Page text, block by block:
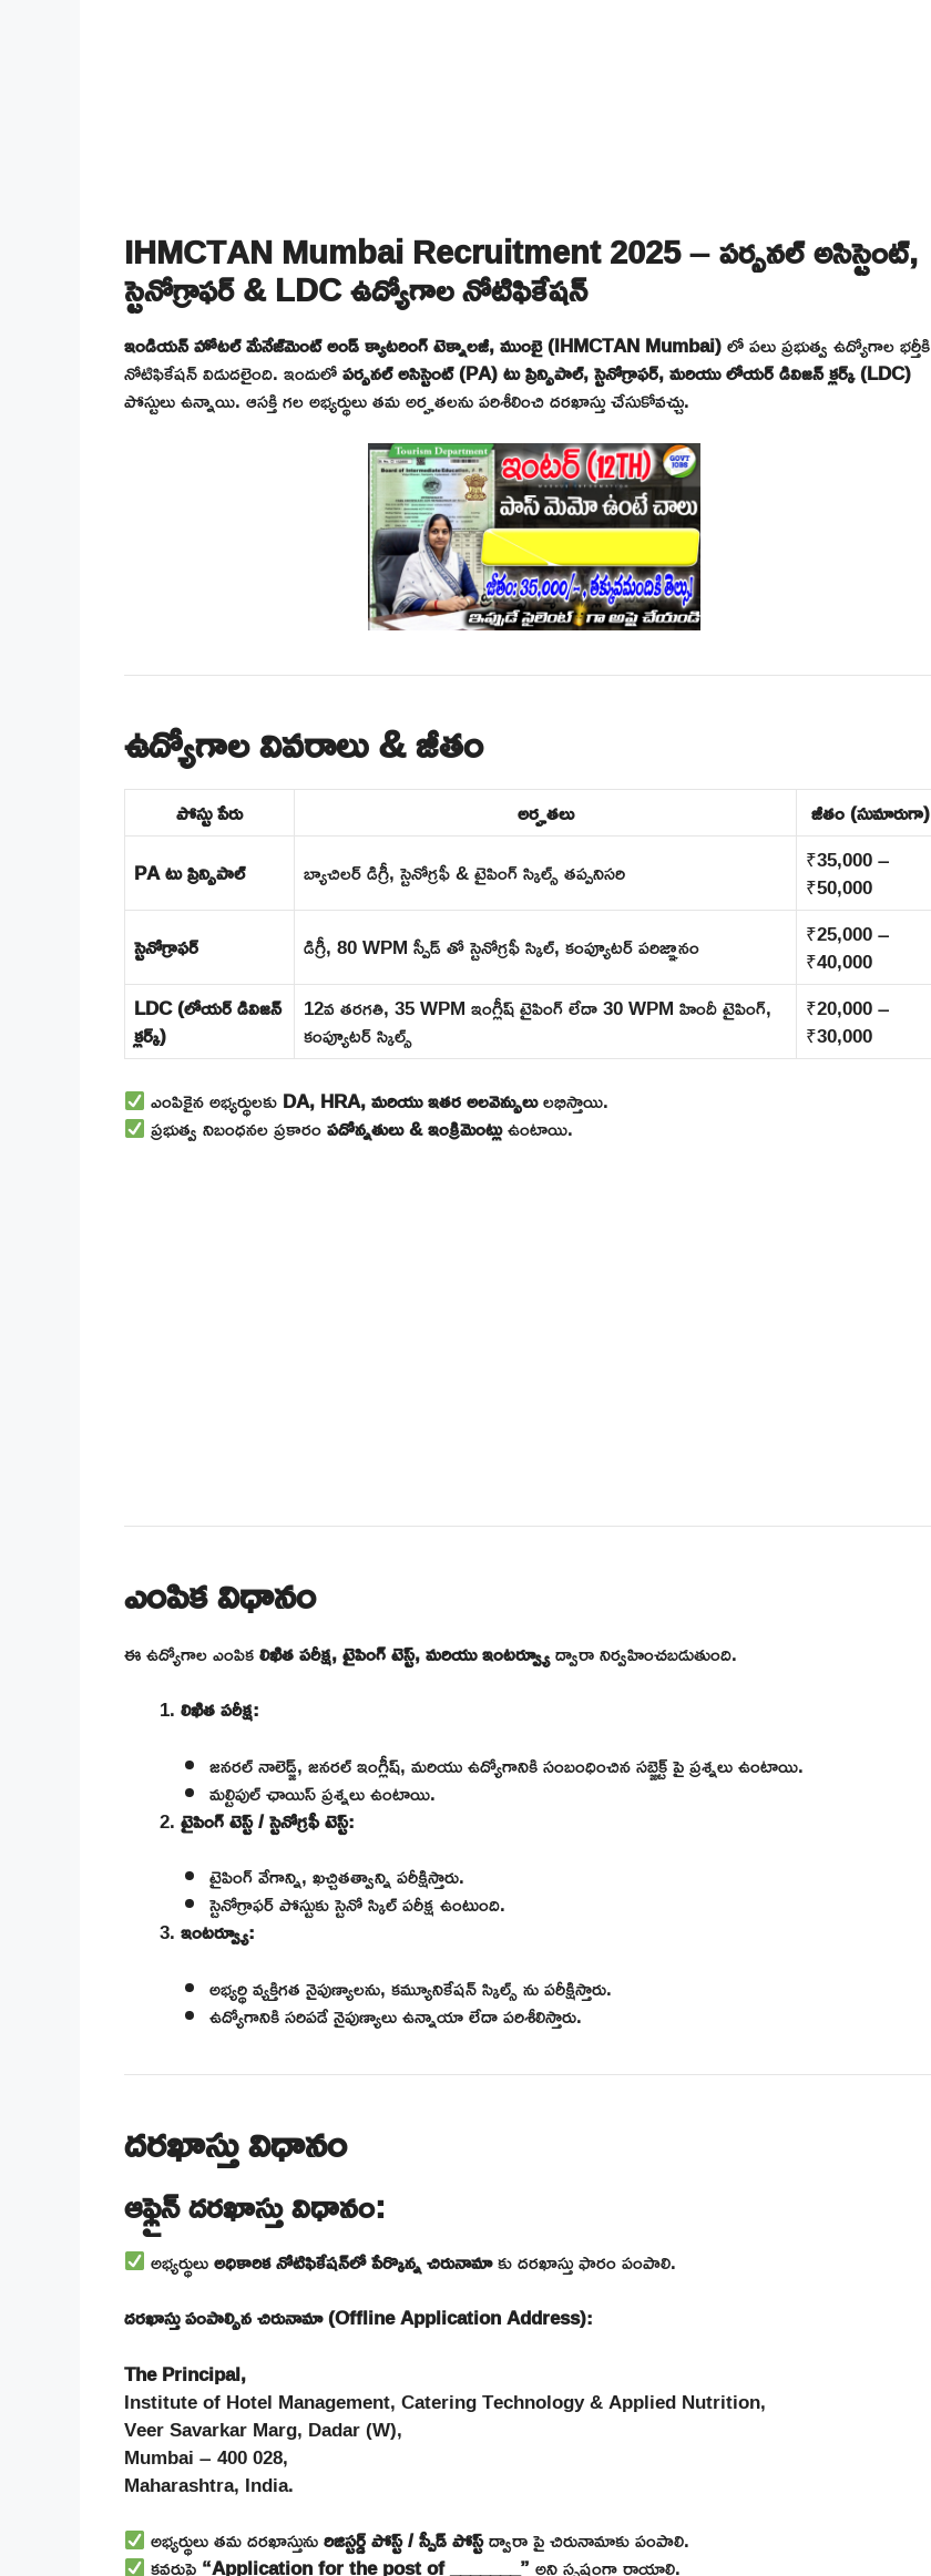
IHMCTAN Mumbai Recruitment 2025 – పర్సనల్ అసిస్టెంట్,
స్టెనోగ్రాఫర్ & LDC ఉద్యోగాల నోటిఫికేషన్
ఇండియన్ హోటల్ మేనేజ్‌మెంట్ అండ్ క్యాటరింగ్ టెక్నాలజీ, ముంబై (IHMCTAN Mumbai)లో పలు ప్రభుత్వ ఉద్యోగాల భర్తీకి
నోటిఫికేషన్ విడుదలైంది. ఇందులోపర్సనల్ అసిస్టెంట్ (PA) టు ప్రిన్సిపాల్, స్టెనోగ్రాఫర్, మరియు లోయర్ డివిజన్ క్లర్క్ (LDC)
పోస్టులు ఉన్నాయి. ఆసక్తి గల అభ్యర్థులు తమ అర్హతలను పరిశీలించి దరఖాస్తు చేసుకోవచ్చు.
ఉద్యోగాల వివరాలు & జీతం
పోస్టు పేరు అర్హతలు
జీతం (సుమారుగా)
PA టు ప్రిన్సిపాల్
బ్యాచిలర్ డిగ్రీ, స్టెనోగ్రఫీ & టైపింగ్ స్కిల్స్ తప్పనిసరి ₹35,000 –
₹50,000
స్టెనోగ్రాఫర్
డిగ్రీ, 80 WPM స్పీడ్ తో స్టెనోగ్రఫీ స్కిల్, కంప్యూటర్ పరిజ్ఞానం ₹25,000 –
₹40,000
LDC (లోయర్ డివిజన్
క్లర్క్)
12వ తరగతి, 35 WPM ఇంగ్లీష్ టైపింగ్ లేదా 30 WPM హిందీ టైపింగ్,
కంప్యూటర్ స్కిల్స్
₹20,000 –
₹30,000
ఎంపికైన అభ్యర్థులకుDA, HRA, మరియు ఇతర అలవెన్సులులభిస్తాయి.
ప్రభుత్వ నిబంధనల ప్రకారంపదోన్నతులు & ఇంక్రిమెంట్లుఉంటాయి.
ఎంపిక విధానం
ఈ ఉద్యోగాల ఎంపికలిఖిత పరీక్ష, టైపింగ్ టెస్ట్, మరియు ఇంటర్వ్యూద్వారా నిర్వహించబడుతుంది.
లిఖిత పరీక్ష:
జనరల్ నాలెడ్జ్, జనరల్ ఇంగ్లీష్, మరియు ఉద్యోగానికి సంబంధించిన సబ్జెక్ట్ పై ప్రశ్నలు ఉంటాయి.
మల్టిపుల్ ఛాయిస్ ప్రశ్నలు ఉంటాయి.
టైపింగ్ టెస్ట్ / స్టెనోగ్రఫీ టెస్ట్:
టైపింగ్ వేగాన్ని, ఖచ్చితత్వాన్ని పరీక్షిస్తారు.
స్టెనోగ్రాఫర్ పోస్టుకు స్టెనో స్కిల్ పరీక్ష ఉంటుంది.
ఇంటర్వ్యూ:
అభ్యర్థి వ్యక్తిగత నైపుణ్యాలను, కమ్యూనికేషన్ స్కిల్స్ ను పరీక్షిస్తారు.
ఉద్యోగానికి సరిపడే నైపుణ్యాలు ఉన్నాయా లేదా పరిశీలిస్తారు.
దరఖాస్తు విధానం
ఆఫ్లైన్ దరఖాస్తు విధానం:
అభ్యర్థులుఅధికారిక నోటిఫికేషన్‌లో పేర్కొన్న చిరునామాకు దరఖాస్తు ఫారం పంపాలి.
దరఖాస్తు పంపాల్సిన చిరునామా (Offline Application Address):
The Principal,
Institute of Hotel Management, Catering Technology & Applied Nutrition,
Veer Savarkar Marg, Dadar (W),
Mumbai – 400 028,
Maharashtra, India.
అభ్యర్థులు తమ దరఖాస్తునురిజిస్టర్డ్ పోస్ట్ / స్పీడ్ పోస్ట్ద్వారా పై చిరునామాకు పంపాలి.
కవరుపై“Application for the post of _______”అని స్పష్టంగా రాయాలి.